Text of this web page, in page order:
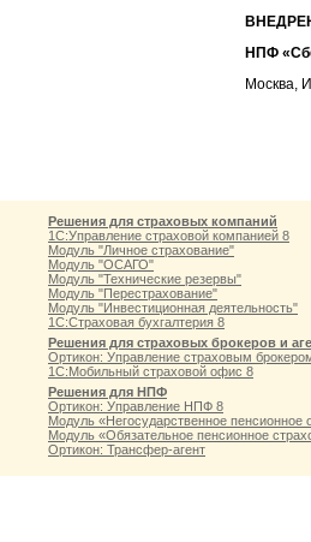
НПФ
Москва,
Решения для страховых компаний
1С:Управление страховой компанией 8
Модуль "Личное страхование"
Модуль "ОСАГО"
Модуль "Технические резервы"
Модуль "Перестрахование"
Модуль "Инвестиционная деятельность"
1С:Страховая бухгалтерия 8
Решения для страховых брокеров и
Ортикон: Управление страховым
1С:Мобильный страховой офис 8
Решения для НПФ
Ортикон: Управление НПФ 8
Модуль «Негосударственное пенсионное
Модуль «Обязательное пенсионное
Ортикон: Трансфер-агент